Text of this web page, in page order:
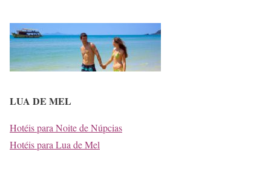
LUA DE MEL
Hotéis para Noite de Núpcias
Hotéis para Lua de Mel